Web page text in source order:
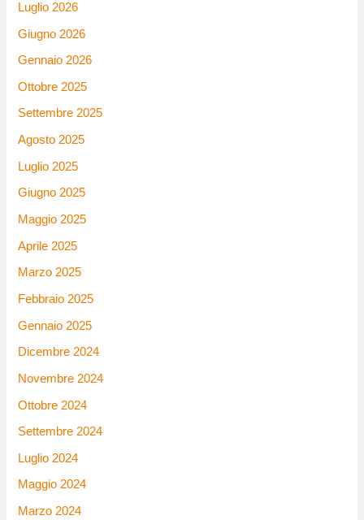
Luglio 2026
Giugno 2026
Gennaio 2026
Ottobre 2025
Settembre 2025
Agosto 2025
Luglio 2025
Giugno 2025
Maggio 2025
Aprile 2025
Marzo 2025
Febbraio 2025
Gennaio 2025
Dicembre 2024
Novembre 2024
Ottobre 2024
Settembre 2024
Luglio 2024
Maggio 2024
Marzo 2024